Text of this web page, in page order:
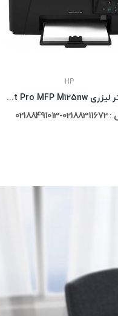
HP
پرینتر لیزری HP LaserJet Pro MFP M125nw